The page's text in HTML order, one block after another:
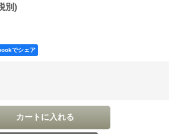
別)
でシェア